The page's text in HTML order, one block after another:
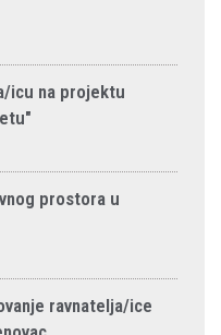
icu na projektu
prostora u
ravnatelja/ice